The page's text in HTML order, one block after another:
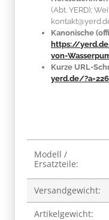
(Abt. YERD);
Kanonische
https://
von-
Kurze URL-
yerd.de/
Wert
Modell /
Ersatzteile:
Versandgewicht:
Artikelgewicht: